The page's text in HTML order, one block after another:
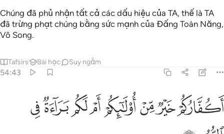
Chúng đã phủ nhận tất cả các dấu hiệu của TA, thế là TA
đã trừng phạt chúng bằng sức mạnh của Đấng Toàn Năng,
Vô Song.
Tafsirs Bài học Suy ngẫm
54:43
اكفاركم خير من اولايكم ام لكم براءة في الزبر ٤٣
أَكُفَّارُكُمْ خَيْرٌۭ مِّنْ أُو۟لَـٰٓئِكُمْ أَمْ لَكُم بَرَآءَةٌۭ فِى ٱلزُّبُرِ ٤٣
ﲯﲰﲱﲲﲳﲴﲵﲶ